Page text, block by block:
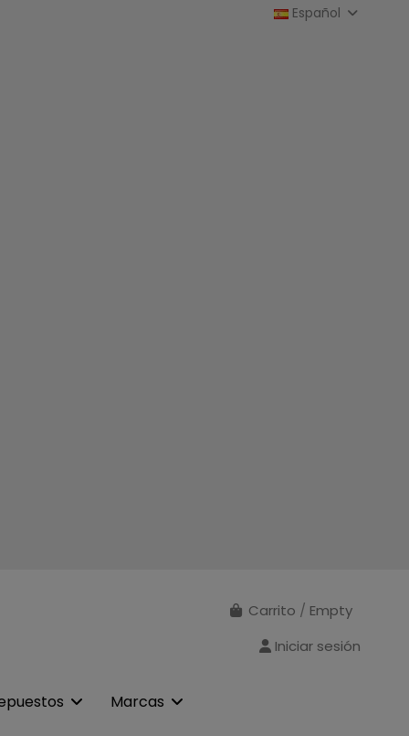
Español
Carrito / Empty
Iniciar sesión
Marcas